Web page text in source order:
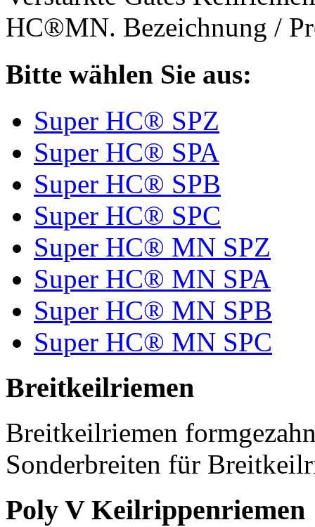
HC®MN. Bezeichnung /
Bitte wählen Sie aus:
Super HC® SPZ
Super HC® SPA
Super HC® SPB
Super HC® SPC
Super HC® MN SPZ
Super HC® MN SPA
Super HC® MN SPB
Super HC® MN SPC
Breitkeilriemen
Breitkeilriemen
Sonderbreiten für
Poly V Keilrippenriemen